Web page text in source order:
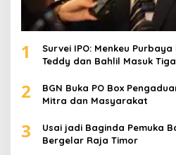
1
Survei IPO: Menkeu
Teddy dan Bahlil Masuk
2
BGN Buka PO Box
Mitra dan Masyarakat
3
Usai jadi Baginda Pemuka
Bergelar Raja Timor